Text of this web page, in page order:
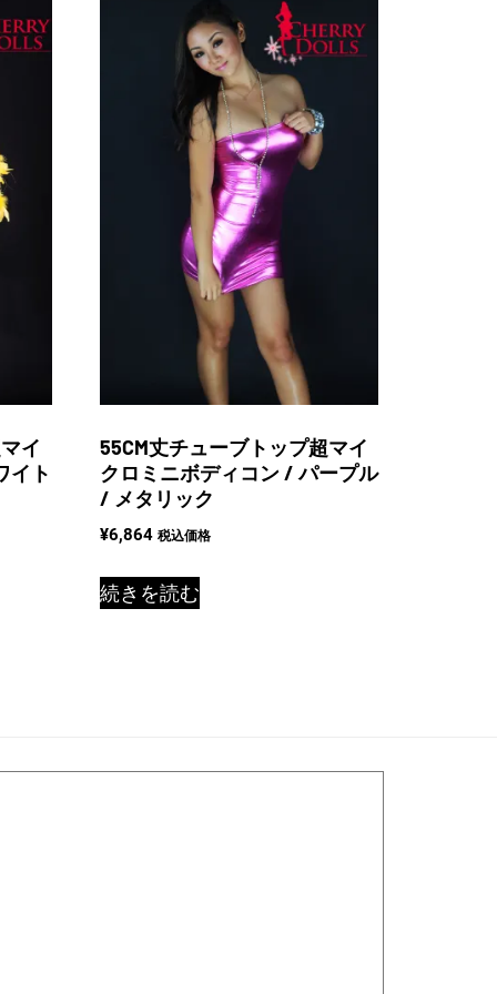
イ
イト
55CM丈チューブトップ超マイ
クロミニボディコン / パープル
/ メタリック
¥6,864 税込価格
続きを読む